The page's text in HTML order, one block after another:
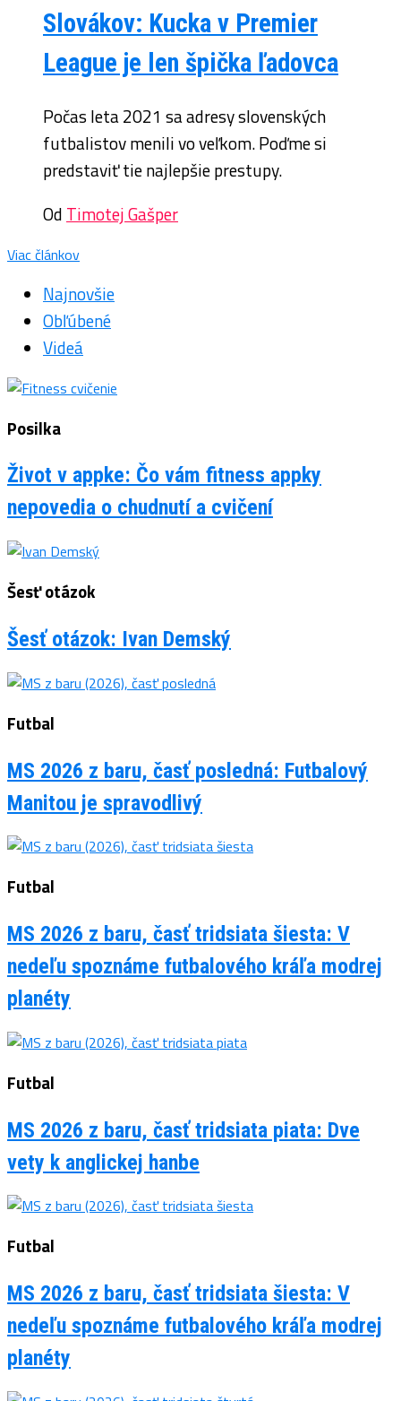
Slovákov: Kucka v Premier
League je len špička ľadovca
Počas leta 2021 sa adresy slovenských
futbalistov menili vo veľkom. Poďme si
predstaviť tie najlepšie prestupy.
OdTimotej Gašper
Viac článkov
Najnovšie
Obľúbené
Videá
Posilka
Život v appke: Čo vám fitness appky
nepovedia o chudnutí a cvičení
Šesť otázok
Šesť otázok: Ivan Demský
Futbal
MS 2026 z baru, časť posledná: Futbalový
Manitou je spravodlivý
Futbal
MS 2026 z baru, časť tridsiata šiesta: V
nedeľu spoznáme futbalového kráľa modrej
planéty
Futbal
MS 2026 z baru, časť tridsiata piata: Dve
vety k anglickej hanbe
Futbal
MS 2026 z baru, časť tridsiata šiesta: V
nedeľu spoznáme futbalového kráľa modrej
planéty